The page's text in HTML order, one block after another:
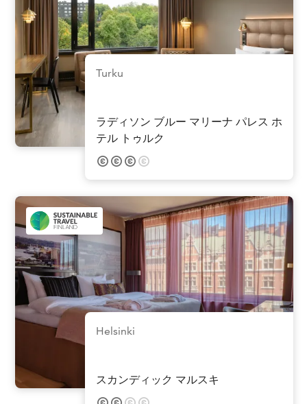
Turku
ラディソン ブルー マリーナ パレス ホ
テル トゥルク
Helsinki
スカンディック マルスキ